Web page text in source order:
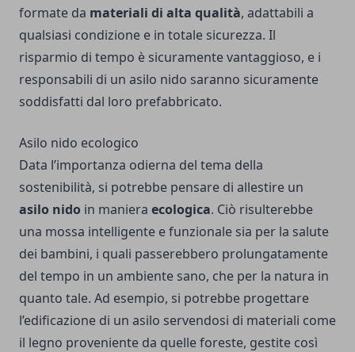
formate da materiali di alta qualità, adattabili a
qualsiasi condizione e in totale sicurezza. Il
risparmio di tempo è sicuramente vantaggioso, e i
responsabili di un asilo nido saranno sicuramente
soddisfatti dal loro prefabbricato.
Asilo nido ecologico
Data l’importanza odierna del tema della
sostenibilità, si potrebbe pensare di allestire un
asilo nido in maniera ecologica. Ciò risulterebbe
una mossa intelligente e funzionale sia per la salute
dei bambini, i quali passerebbero prolungatamente
del tempo in un ambiente sano, che per la natura in
quanto tale. Ad esempio, si potrebbe progettare
l’edificazione di un asilo servendosi di materiali come
il legno proveniente da quelle foreste, gestite così